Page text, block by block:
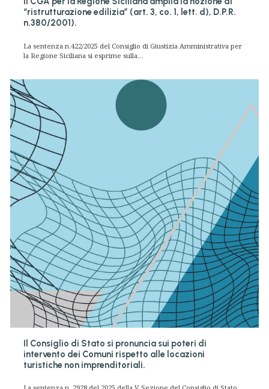
“ristrutturazione edilizia” (art. 3, co. 1, lett. d), D.P.R.
n.380/2001).
La sentenza n.422/2025 del Consiglio di Giustizia Amministrativa per
la Regione Siciliana si esprime sulla...
Il Consiglio di Stato si pronuncia sui poteri di
intervento dei Comuni rispetto alle locazioni
turistiche non imprenditoriali.